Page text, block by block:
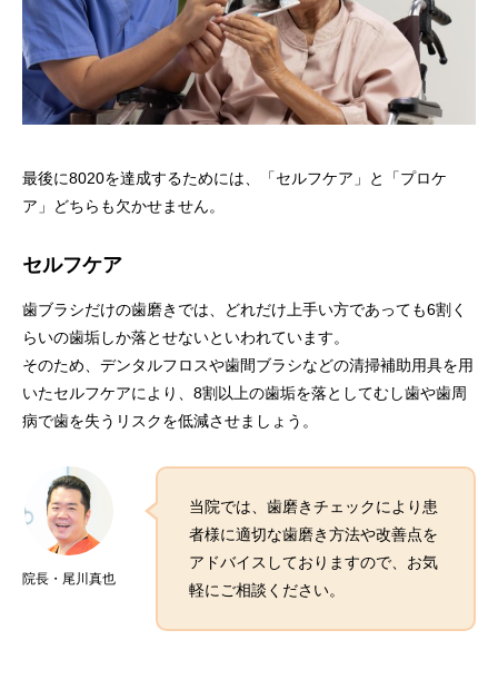
最後に8020を達成するためには、「セルフケア」と「プロケ
ア」どちらも欠かせません。
セルフケア
歯ブラシだけの歯磨きでは、どれだけ上手い方であっても6割く
らいの歯垢しか落とせないといわれています。
そのため、デンタルフロスや歯間ブラシなどの清掃補助用具を用
いたセルフケアにより、8割以上の歯垢を落としてむし歯や歯周
病で歯を失うリスクを低減させましょう。
院長・尾川真也
当院では、歯磨きチェックにより患
者様に適切な歯磨き方法や改善点を
アドバイスしておりますので、お気
軽にご相談ください。